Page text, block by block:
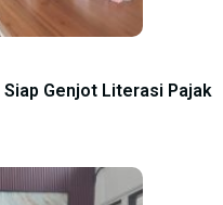
Siap Genjot Literasi Pajak